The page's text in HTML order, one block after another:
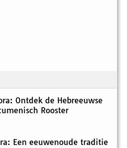
Ontdek de Hebreeuwse
Rooster
Een eeuwenoude traditie